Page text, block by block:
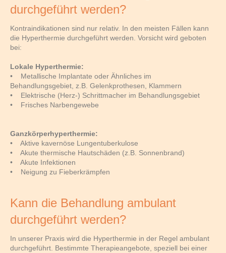
durchgeführt werden?
Kontraindikationen sind nur relativ. In den meisten Fällen kann
die Hyperthermie durchgeführt werden. Vorsicht wird geboten
bei:
Lokale Hyperthermie:
• Metallische Implantate oder Ähnliches im
Behandlungsgebiet, z.B. Gelenkprothesen, Klammern
• Elektrische (Herz-) Schrittmacher im Behandlungsgebiet
• Frisches Narbengewebe
Ganzkörperhyperthermie:
• Aktive kavernöse Lungentuberkulose
• Akute thermische Hautschäden (z.B. Sonnenbrand)
• Akute Infektionen
• Neigung zu Fieberkrämpfen
Kann die Behandlung ambulant
durchgeführt werden?
In unserer Praxis wird die Hyperthermie in der Regel ambulant
durchgeführt. Bestimmte Therapieangebote, speziell bei einer